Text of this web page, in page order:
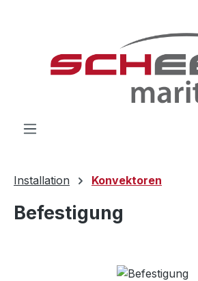
Installation Konvektoren
Befestigung
Bildergalerie überspringen